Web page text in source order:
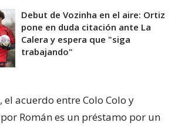
Debut de Vozinha en el aire: Ortiz
pone en duda citación ante La
Calera y espera que "siga
trabajando"
, el acuerdo entre Colo Colo y
Román es un préstamo por un